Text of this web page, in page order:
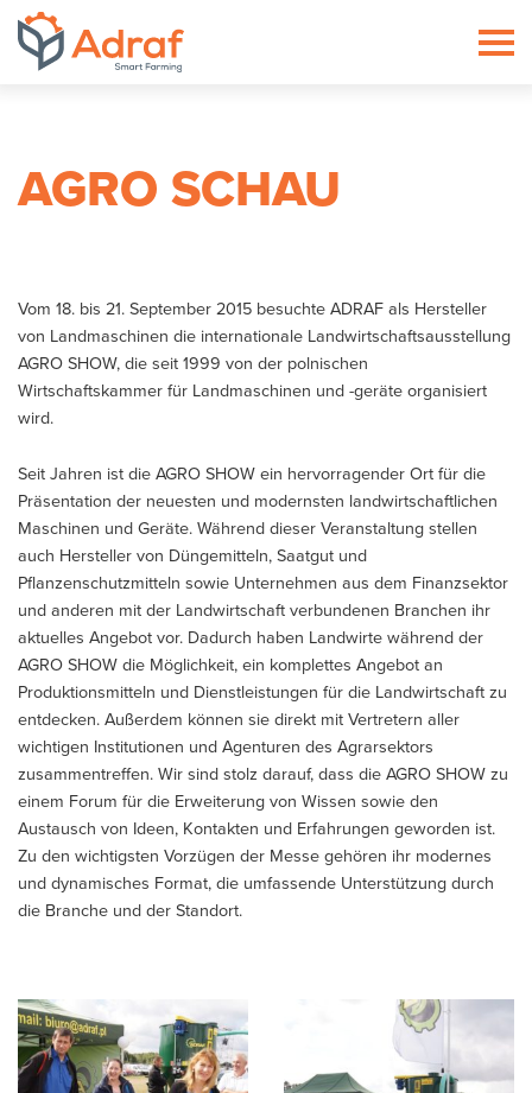
AGRO SCHAU
Vom 18. bis 21. September 2015 besuchte ADRAF als Hersteller
von Landmaschinen die internationale Landwirtschaftsausstellung
AGRO SHOW, die seit 1999 von der polnischen
Wirtschaftskammer für Landmaschinen und -geräte organisiert
wird.
Seit Jahren ist die AGRO SHOW ein hervorragender Ort für die
Präsentation der neuesten und modernsten landwirtschaftlichen
Maschinen und Geräte. Während dieser Veranstaltung stellen
auch Hersteller von Düngemitteln, Saatgut und
Pflanzenschutzmitteln sowie Unternehmen aus dem Finanzsektor
und anderen mit der Landwirtschaft verbundenen Branchen ihr
aktuelles Angebot vor. Dadurch haben Landwirte während der
AGRO SHOW die Möglichkeit, ein komplettes Angebot an
Produktionsmitteln und Dienstleistungen für die Landwirtschaft zu
entdecken. Außerdem können sie direkt mit Vertretern aller
wichtigen Institutionen und Agenturen des Agrarsektors
zusammentreffen. Wir sind stolz darauf, dass die AGRO SHOW zu
einem Forum für die Erweiterung von Wissen sowie den
Austausch von Ideen, Kontakten und Erfahrungen geworden ist.
Zu den wichtigsten Vorzügen der Messe gehören ihr modernes
und dynamisches Format, die umfassende Unterstützung durch
die Branche und der Standort.
ADRAF // Producent maszyn